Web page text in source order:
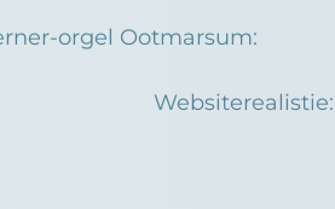
orgel Ootmarsum:
Websiterealistie: